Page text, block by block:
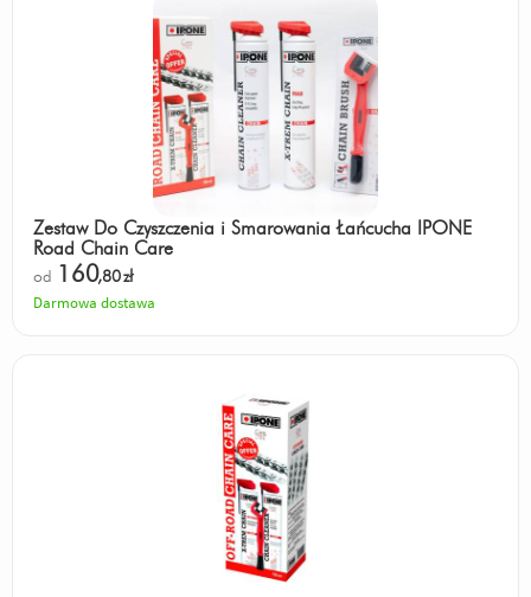
Zestaw Do Czyszczenia i Smarowania Łańcucha IPONE
Road Chain Care
od 160,80zł
Darmowa dostawa